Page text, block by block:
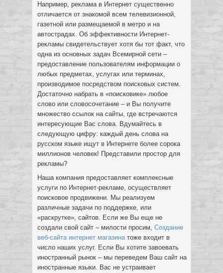
Например, реклама в Интернет существенно
отличается от знакомой всем телевизионной,
газетной или размещаемой в метро и на
автострадах. Об эффективности Интернет-
рекламы свидетельствует хотя бы тот факт, что
одна из основных задач Всемирной сети –
предоставление пользователям информации о
любых предметах, услугах или терминах,
производимое посредством поисковых систем.
Достаточно набрать в «поисковике» любое
слово или словосочетание – и Вы получите
множество ссылок на сайты, где встречаются
интересующие Вас слова. Вдумайтесь в
следующую цифру: каждый день слова на
русском языке ищут в Интернете более сорока
миллионов человек! Представили простор для
рекламы?
Наша компания предоставляет комплексные
услуги по Интернет-рекламе, осуществляет
поисковое продвижени. Мы реализуем
различные задачи по поддержке, или
«раскрутке», сайтов. Если же Вы еще не
создали свой сайт – милости просим, Создание
веб-сайта интернет магазинатоже входит в
число наших услуг. Если Вы хотите завоевать
иностранный рынок – мы переведем Ваш сайт на
иностранные языки. Вас не устраивает